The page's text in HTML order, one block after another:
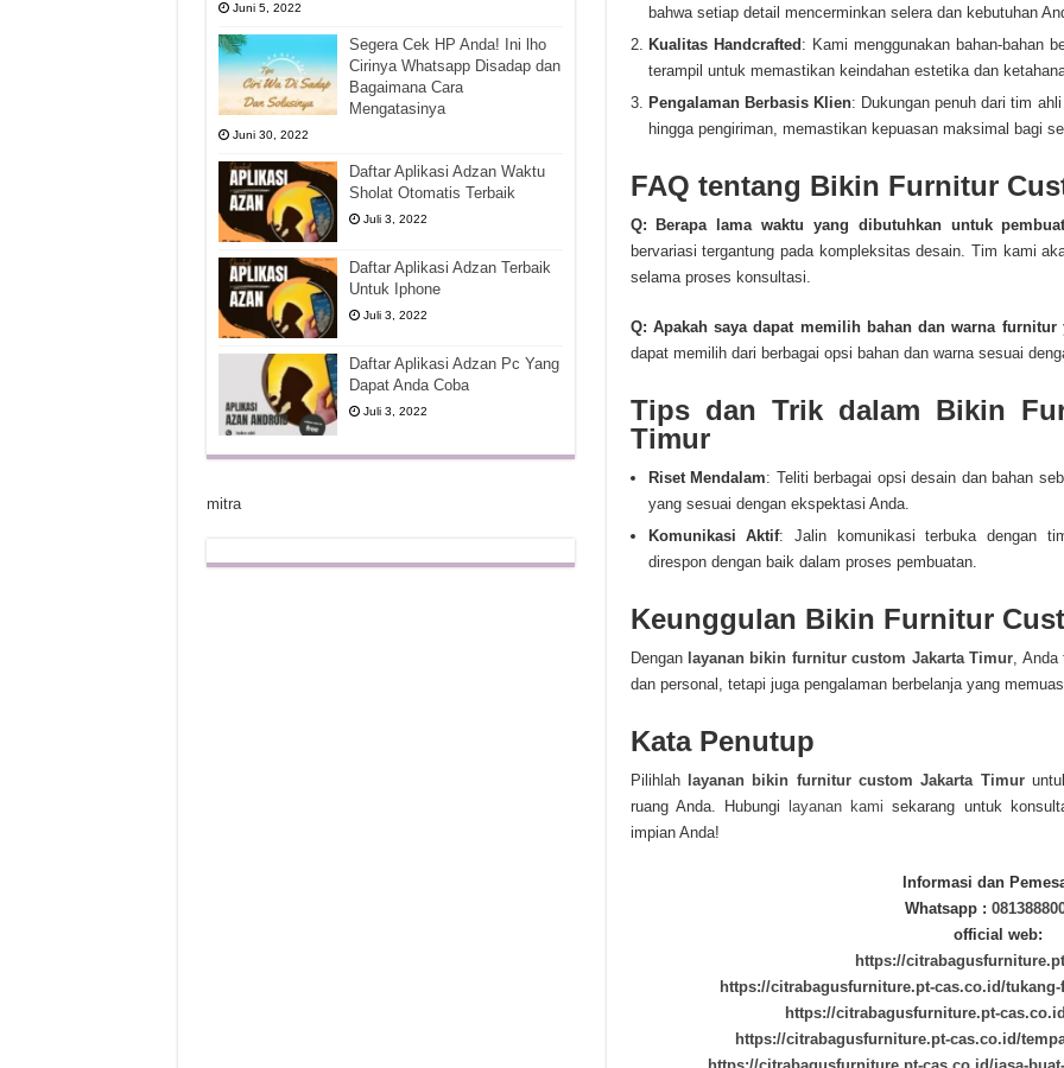
bahwa setiap detail mencerminkan selera dan kebutuhan
Kualitas Handcrafted : Kami menggunakan bahan-bahan
terampil untuk memastikan keindahan estetika dan
Pengalaman Berbasis Klien: Dukungan penuh dari tim
hingga pengiriman, memastikan kepuasan maksimal bagi
FAQ tentang Bikin Furnitur
Q: Berapa lama waktu yang dibutuhkan untuk
bervariasi tergantung pada kompleksitas desain. Tim kami
selama proses konsultasi.
Q: Apakah saya dapat memilih bahan dan warna
dapat memilih dari berbagai opsi bahan dan warna sesuai
Tips dan Trik dalam Bikin
Timur
Riset Mendalam: Teliti berbagai opsi desain dan bahan
yang sesuai dengan ekspektasi Anda.
Komunikasi Aktif: Jalin komunikasi terbuka dengan
direspon dengan baik dalam proses pembuatan.
Keunggulan Bikin Furnitur
Dengan layanan bikin furnitur custom Jakarta Timur, Anda
dan personal, tetapi juga pengalaman berbelanja yang
Kata Penutup
Pilihlah layanan bikin furnitur custom Jakarta Timur
ruang Anda. Hubungi
layanan kami sekarang untuk
impian Anda!
Informasi dan
Whatsapp :
official web:
https://
https://citrabagusfurniture.pt-cas.co.id/
https://citrabagusfurniture.pt-
https://citrabagusfurniture.pt-cas.co.id/
Juni 5, 2022
Segera Cek HP Anda! Ini lho
Cirinya Whatsapp Disadap dan
Bagaimana Cara
Mengatasinya
Juni 30, 2022
Daftar Aplikasi Adzan Waktu
Sholat Otomatis Terbaik
Juli 3, 2022
Daftar Aplikasi Adzan Terbaik
Untuk Iphone
Juli 3, 2022
Daftar Aplikasi Adzan Pc Yang
Dapat Anda Coba
Juli 3, 2022
mitra